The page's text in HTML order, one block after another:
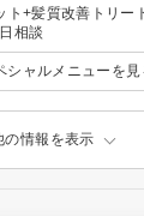
ト+髪質改善トリー
相談
シャルメニューを見
の情報を表示